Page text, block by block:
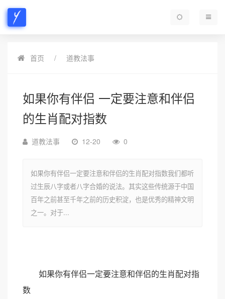
首页 道教法事
如果你有伴侣 一定要注意和伴侣
的生肖配对指数
道教法事 12-20 0
如果你有伴侣一定要注意和伴侣的生肖配对指数我们都听
过生辰八字或者八字合婚的说法。其实这些传统源于中国
百年之前甚至千年之前的历史积淀，也是优秀的精神文明
之一。对于...
如果你有伴侣一定要注意和伴侣的生肖配对指
数